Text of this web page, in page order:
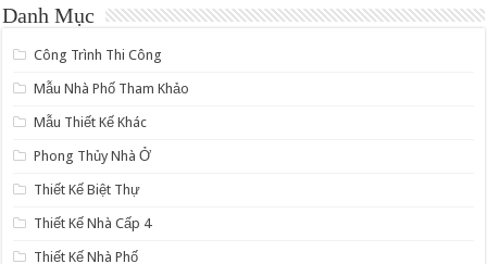
Danh Mục
Công Trình Thi Công
Mẫu Nhà Phố Tham Khảo
Mẫu Thiết Kế Khác
Phong Thủy Nhà Ở
Thiết Kế Biệt Thự
Thiết Kế Nhà Cấp 4
Thiết Kế Nhà Phố